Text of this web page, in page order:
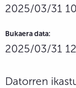
2025/03/31
Bukaera data:
2025/03/31
Datorren